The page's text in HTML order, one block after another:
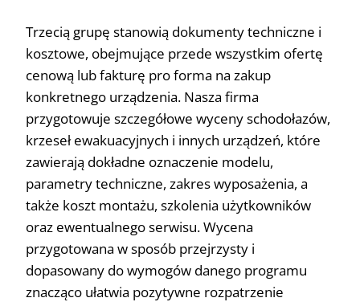
Trzecią grupę stanowią dokumenty techniczne i
kosztowe, obejmujące przede wszystkim ofertę
cenową lub fakturę pro forma na zakup
konkretnego urządzenia. Nasza firma
przygotowuje szczegółowe wyceny schodołazów,
krzeseł ewakuacyjnych i innych urządzeń, które
zawierają dokładne oznaczenie modelu,
parametry techniczne, zakres wyposażenia, a
także koszt montażu, szkolenia użytkowników
oraz ewentualnego serwisu. Wycena
przygotowana w sposób przejrzysty i
dopasowany do wymogów danego programu
znacząco ułatwia pozytywne rozpatrzenie